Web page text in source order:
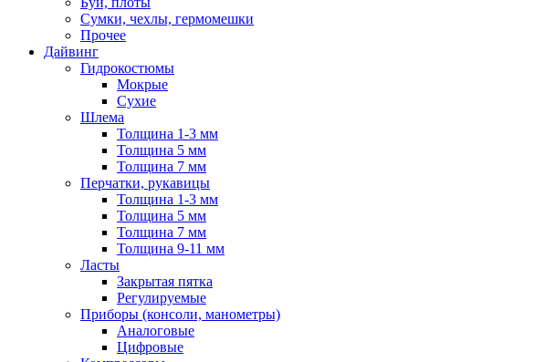
Сумки, чехлы, гермомешки
Прочее
Дайвинг
Гидрокостюмы
Мокрые
Сухие
Шлема
Толщина 1-3 мм
Толщина 5 мм
Толщина 7 мм
Перчатки, рукавицы
Толщина 1-3 мм
Толщина 5 мм
Толщина 7 мм
Толщина 9-11 мм
Ласты
Закрытая пятка
Регулируемые
Приборы (консоли, манометры)
Аналоговые
Цифровые